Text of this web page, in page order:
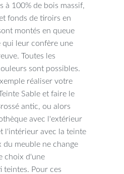
à 100% de bois massif,
fonds de tiroirs en
montés en queue
qui leur confère une
Toutes les
sont possibles.
réaliser votre
Sable et faire le
antic, ou alors
avec l'extérieur
l'intérieur avec la teinte
du meuble ne change
choix d'une
Pour ces